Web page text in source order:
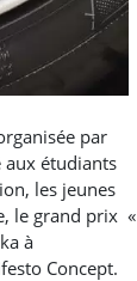
par
aux étudiants
les jeunes
le grand prix «
à
Concept.